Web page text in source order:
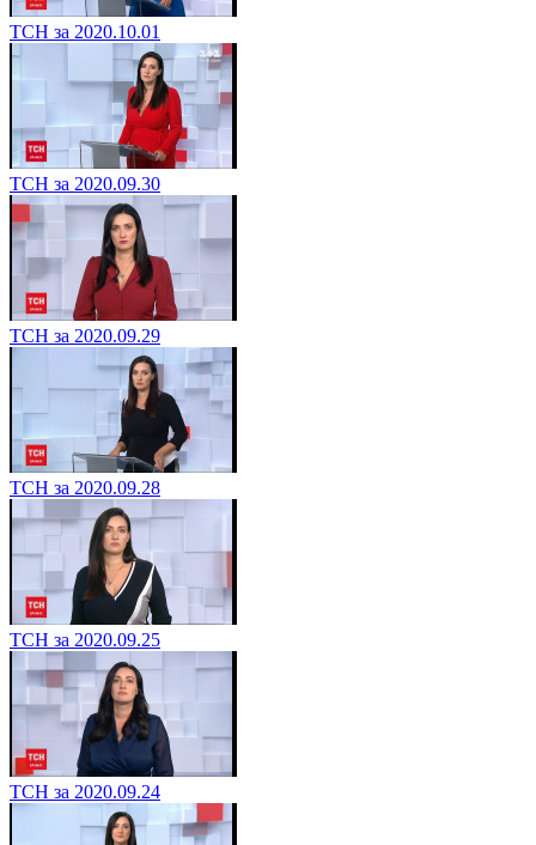
ТСН за 2020.10.01
ТСН за 2020.09.30
ТСН за 2020.09.29
ТСН за 2020.09.28
ТСН за 2020.09.25
ТСН за 2020.09.24